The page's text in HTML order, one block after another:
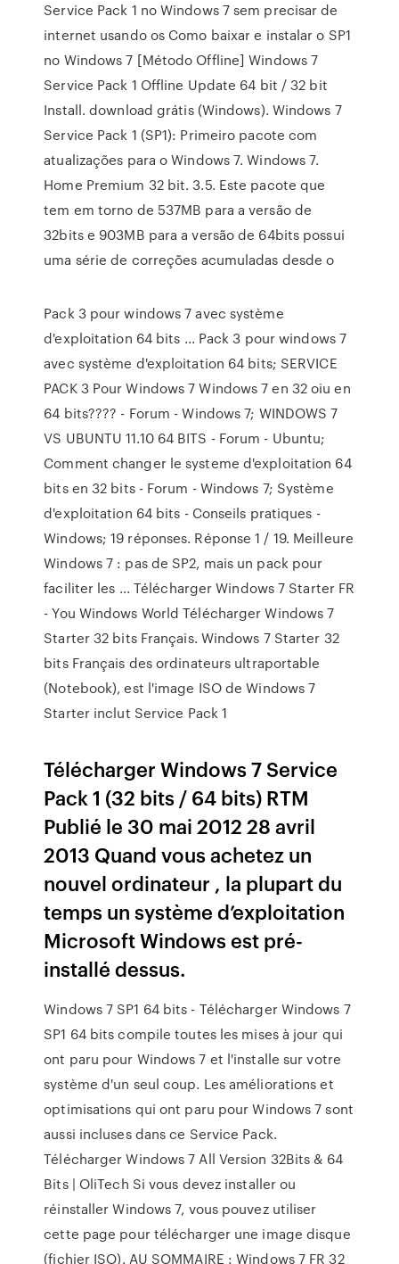
Service Pack 1 no Windows 7 sem precisar de
internet usando os Como baixar e instalar o SP1
no Windows 7 [Método Offline] Windows 7
Service Pack 1 Offline Update 64 bit / 32 bit
Install. download grátis (Windows). Windows 7
Service Pack 1 (SP1): Primeiro pacote com
atualizações para o Windows 7. Windows 7.
Home Premium 32 bit. 3.5. Este pacote que
tem em torno de 537MB para a versão de
32bits e 903MB para a versão de 64bits possui
uma série de correções acumuladas desde o
Pack 3 pour windows 7 avec système
d'exploitation 64 bits ... Pack 3 pour windows 7
avec système d'exploitation 64 bits; SERVICE
PACK 3 Pour Windows 7 Windows 7 en 32 oiu en
64 bits???? - Forum - Windows 7; WINDOWS 7
VS UBUNTU 11.10 64 BITS - Forum - Ubuntu;
Comment changer le systeme d'exploitation 64
bits en 32 bits - Forum - Windows 7; Système
d'exploitation 64 bits - Conseils pratiques -
Windows; 19 réponses. Réponse 1 / 19. Meilleure
Windows 7 : pas de SP2, mais un pack pour
faciliter les ... Télécharger Windows 7 Starter FR
- You Windows World Télécharger Windows 7
Starter 32 bits Français. Windows 7 Starter 32
bits Français des ordinateurs ultraportable
(Notebook), est l'image ISO de Windows 7
Starter inclut Service Pack 1
Télécharger Windows 7 Service
Pack 1 (32 bits / 64 bits) RTM
Publié le 30 mai 2012 28 avril
2013 Quand vous achetez un
nouvel ordinateur , la plupart du
temps un système d’exploitation
Microsoft Windows est pré-
installé dessus.
Windows 7 SP1 64 bits - Télécharger Windows 7
SP1 64 bits compile toutes les mises à jour qui
ont paru pour Windows 7 et l'installe sur votre
système d'un seul coup. Les améliorations et
optimisations qui ont paru pour Windows 7 sont
aussi incluses dans ce Service Pack.
Télécharger Windows 7 All Version 32Bits & 64
Bits | OliTech Si vous devez installer ou
réinstaller Windows 7, vous pouvez utiliser
cette page pour télécharger une image disque
(fichier ISO). AU SOMMAIRE : Windows 7 FR 32